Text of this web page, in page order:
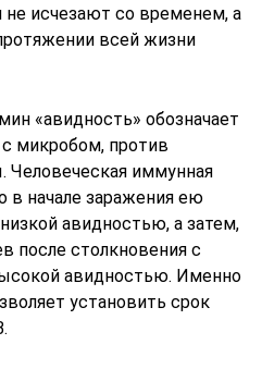
исчезают со временем, а
всей жизни
«авидность» обозначает
с микробом, против
Человеческая иммунная
в начале заражения ею
авидностью, а затем,
после столкновения с
авидностью. Именно
установить срок